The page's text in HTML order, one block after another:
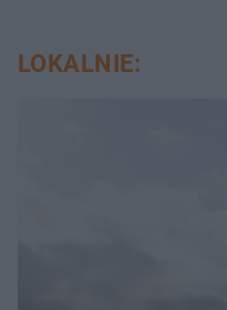
LOKALNIE: